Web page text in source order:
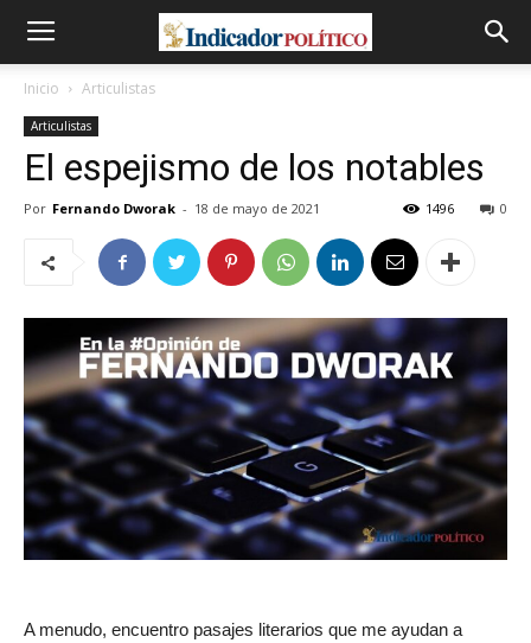
Inicio Articulistas
Articulistas
El espejismo de los notables
Por Fernando Dworak - 18 de mayo de 2021 0
1496
A menudo, encuentro pasajes literarios que me ayudan a